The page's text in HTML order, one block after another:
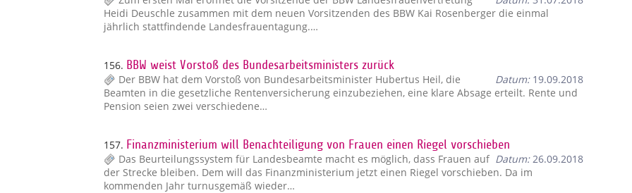
Heidi Deuschle zusammen mit dem neuen Vorsitzenden des BBW Kai Rosenberger die einmal
jährlich stattfindende Landesfrauentagung.…
156. BBW weist Vorstoß des Bundesarbeitsministers zurück
Datum:19.09.2018
Der BBW hat dem Vorstoß von Bundesarbeitsminister Hubertus Heil, die
Beamten in die gesetzliche Rentenversicherung einzubeziehen, eine klare Absage erteilt. Rente und
Pension seien zwei verschiedene…
157. Finanzministerium will Benachteiligung von Frauen einen Riegel vorschieben
Datum:26.09.2018
Das Beurteilungssystem für Landesbeamte macht es möglich, dass Frauen auf
der Strecke bleiben. Dem will das Finanzministerium jetzt einen Riegel vorschieben. Da im
kommenden Jahr turnusgemäß wieder…